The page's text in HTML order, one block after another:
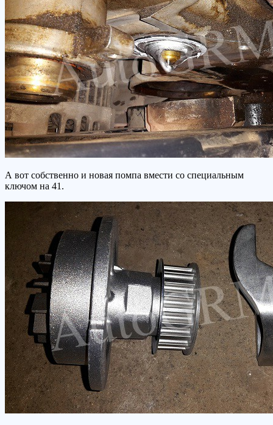
А вот собственно и новая помпа вмести со специальным
ключом на 41.